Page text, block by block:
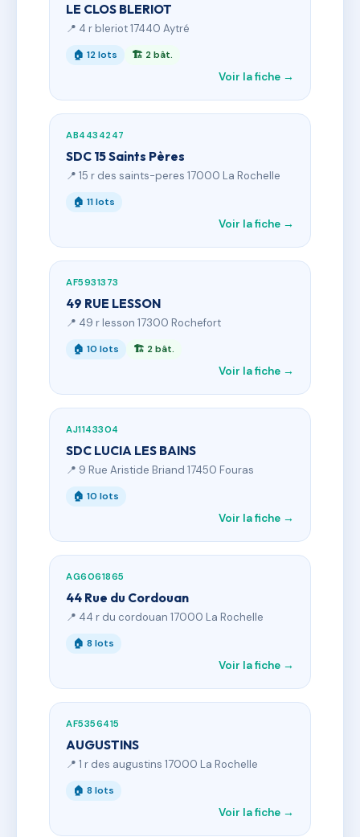
LE CLOS BLERIOT
📍 4 r bleriot 17440 Aytré
🏠 12 lots 🏗 2 bât.
Voir la fiche →
AB4434247
SDC 15 Saints Pères
📍 15 r des saints-peres 17000 La Rochelle
🏠 11 lots
Voir la fiche →
AF5931373
49 RUE LESSON
📍 49 r lesson 17300 Rochefort
🏠 10 lots 🏗 2 bât.
Voir la fiche →
AJ1143304
SDC LUCIA LES BAINS
📍 9 Rue Aristide Briand 17450 Fouras
🏠 10 lots
Voir la fiche →
AG6061865
44 Rue du Cordouan
📍 44 r du cordouan 17000 La Rochelle
🏠 8 lots
Voir la fiche →
AF5356415
AUGUSTINS
📍 1 r des augustins 17000 La Rochelle
🏠 8 lots
Voir la fiche →